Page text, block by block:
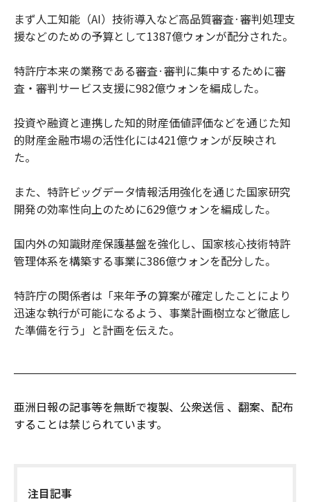
まず人工知能（AI）技術導入など高品質審査·審判処理支
援などのための予算として1387億ウォンが配分された。
特許庁本来の業務である審査·審判に集中するために審
査・審判サービス支援に982億ウォンを編成した。
投資や融資と連携した知的財産価値評価などを通じた知
的財産金融市場の活性化には421億ウォンが反映され
た。
また、特許ビッグデータ情報活用強化を通じた国家研究
開発の効率性向上のために629億ウォンを編成した。
国内外の知識財産保護基盤を強化し、国家核心技術特許
管理体系を構築する事業に386億ウォンを配分した。
特許庁の関係者は「来年予の算案が確定したことにより
迅速な執行が可能になるよう、事業計画樹立など徹底し
た準備を行う」と計画を伝えた。
亜洲日報の記事等を無断で複製、公衆送信 、翻案、配布
することは禁じられています。
注目記事